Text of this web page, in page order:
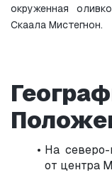
окруженная
Скаала Мистегнон.
На северо-
от центра